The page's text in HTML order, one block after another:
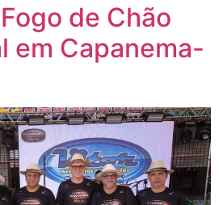
de Chão
em Capanema-